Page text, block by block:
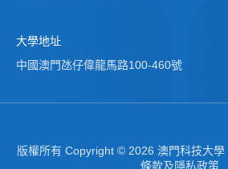
大學地址
中國澳門氹仔偉龍馬路100-460號
版權所有 Copyright © 2026 澳門科技大學
條款及隱私政策